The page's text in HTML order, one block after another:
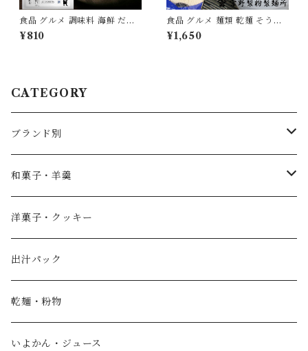
食品 グルメ 調味料 海鮮 だし
出汁 パック 10包入り 極上 テ
ィーパック やすまる お試し 試
¥810
食品 グルメ 麺類 乾麺 そうめ
ん 素麺 1袋250g×6袋 国産 愛
媛県産 無添加 [myn-sm-06]
¥1,650
CATEGORY
ブランド別
薄墨羊羹
やすまるだし
宮野製粉製麺所
IoLy
和泉農園
和菓子・羊羹
こざくら
どら焼き
ウスズミキューブ
薄墨羊羹小棹
洋菓子・クッキー
出汁パック
乾麺・粉物
いよかん・ジュース